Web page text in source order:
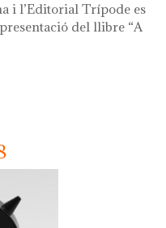
i l’Editorial Trípode es
del llibre “A
del llibre "a l'ombra
relats eròtics"